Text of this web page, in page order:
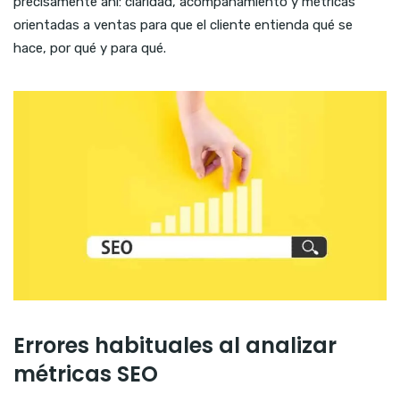
orientadas a ventas para que el cliente entienda qué se
hace, por qué y para qué.
Errores habituales al analizar
métricas SEO